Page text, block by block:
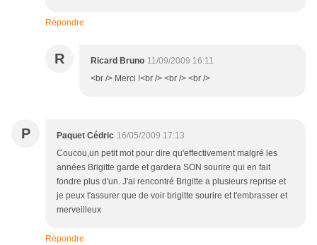
Répondre
R Ricard Bruno 11/09/2009 16:11
<br /> Merci !<br /> <br /> <br />
P Paquet Cédric 16/05/2009 17:13
Coucou,un petit mot pour dire qu'effectivement malgré les
années Brigitte garde et gardera SON sourire qui en fait
fondre plus d'un. J'ai rencontré Brigitte a plusieurs reprise et
je peux t'assurer que de voir brigitte sourire et t'embrasser et
merveilleux
Répondre